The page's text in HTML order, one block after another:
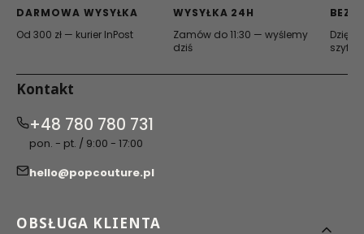
DARMOWA WYSYŁKA
Od 300 zł — kurier InPost
WYSYŁKA 24H
Zamów do 11:30 — wyślemy
dziś
Dzięki
Kontakt
+48 780 780 731
pon. - pt. / 9:00 - 17:00
hello@popcouture.pl
Linki w stopce
OBSŁUGA KLIENTA